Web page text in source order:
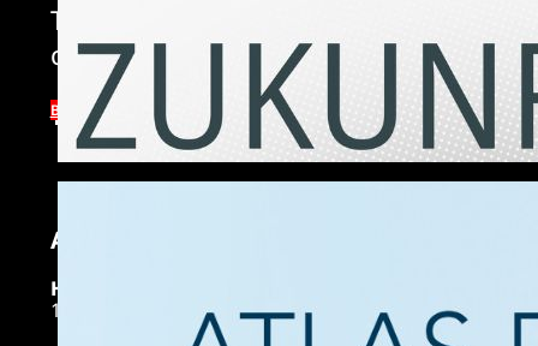
The new and unique standard work
complex decision-making situations.
BUY NOW
ATLAS DER ENTSCHEIDER 2, VON DER
HARDCOVER EDITION
19,95 €